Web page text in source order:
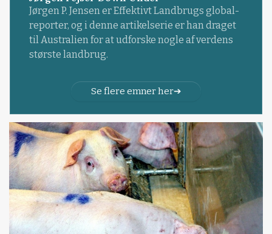
Jørgen P. Jensen er Effektivt Landbrugs global-
reporter, og i denne artikelserie er han draget
til Australien for at udforske nogle af verdens
største landbrug.
Se flere emner her